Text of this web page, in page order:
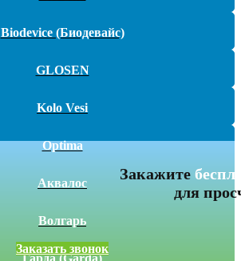
Biodevice (Биодевайс)
GLOSEN
Kolo Vesi
Optima
Аквалос
Волгарь
Закажите
для
Заказать звонок